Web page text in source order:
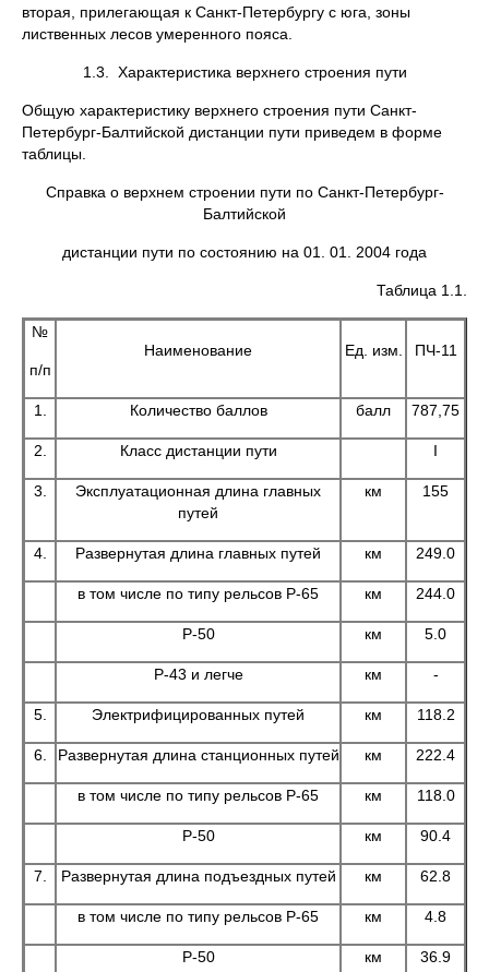
вторая, прилегающая к Санкт-Петербургу с юга, зоны
лиственных лесов умеренного пояса.
1.3. Характеристика верхнего строения пути
Общую характеристику верхнего строения пути Санкт-
Петербург-Балтийской дистанции пути приведем в форме
таблицы.
Справка о верхнем строении пути по Санкт-Петербург-
Балтийской
дистанции пути по состоянию на 01. 01. 2004 года
Таблица 1.1.
№
п/п
Наименование Ед. изм. ПЧ-11
1. Количество баллов балл 787,75
2. Класс дистанции пути I
3.
Эксплуатационная длина главных
путей
км 155
4. Развернутая длина главных путей км 249.0
в том числе по типу рельсов Р-65 км 244.0
Р-50 км 5.0
Р-43 и легче км -
5. Электрифицированных путей км 118.2
6. Развернутая длина станционных путей км 222.4
в том числе по типу рельсов Р-65 км 118.0
Р-50 км 90.4
7. Развернутая длина подъездных путей км 62.8
в том числе по типу рельсов Р-65 км 4.8
Р-50 км 36.9